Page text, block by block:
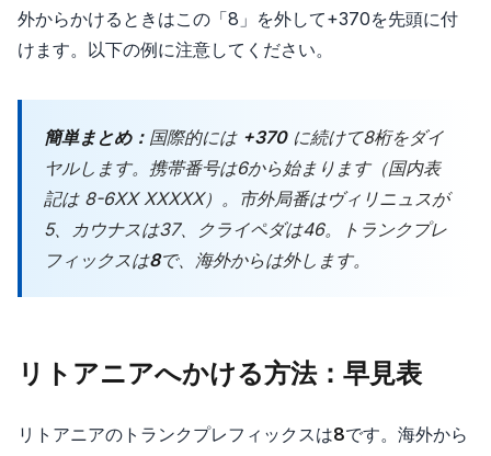
外からかけるときはこの「8」を外して+370を先頭に付
けます。以下の例に注意してください。
簡単まとめ： 国際的には +370に続けて8桁をダイ
ヤルします。携帯番号は6から始まります（国内表
記は 8-6XX XXXXX）。市外局番はヴィリニュスが
5、カウナスは37、クライペダは46。トランクプレ
フィックスは8で、海外からは外します。
リトアニアへかける方法：早見表
リトアニアのトランクプレフィックスは8です。海外から